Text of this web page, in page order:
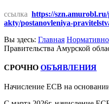
ссылка https://
akty/postanovleniya-
Вы здесь: Главная
Правительства Амурской
СРОЧНО ОБЪЯВЛЕНИЯ
Начисление ЕСВ на